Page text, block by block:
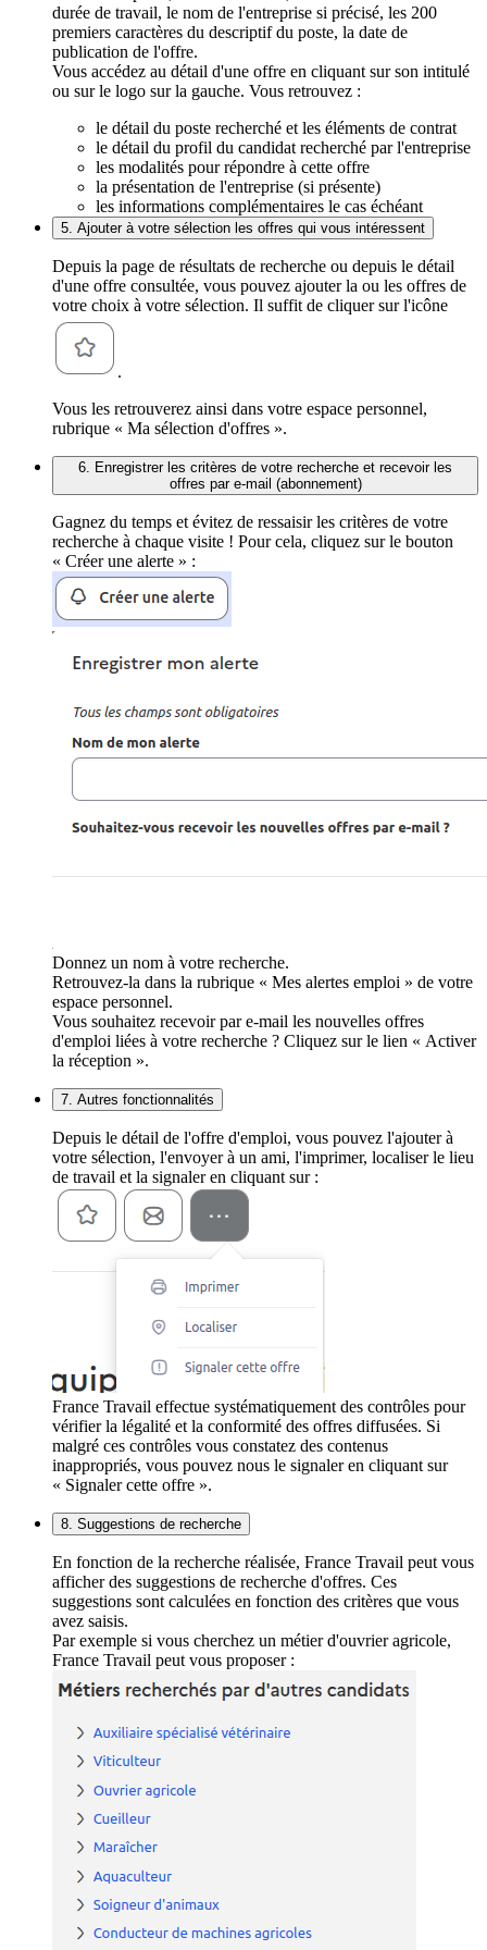
durée de travail, le nom de l'entreprise si précisé, les 200
premiers caractères du descriptif du poste, la date de
publication de l'offre.
Vous accédez au détail d'une offre en cliquant sur son intitulé
ou sur le logo sur la gauche. Vous retrouvez :
le détail du poste recherché et les éléments de contrat
le détail du profil du candidat recherché par l'entreprise
les modalités pour répondre à cette offre
la présentation de l'entreprise (si présente)
les informations complémentaires le cas échéant
5. Ajouter à votre sélection les offres qui vous intéressent
Depuis la page de résultats de recherche ou depuis le détail
d'une offre consultée, vous pouvez ajouter la ou les offres de
votre choix à votre sélection. Il suffit de cliquer sur l'icône
.
Vous les retrouverez ainsi dans votre espace personnel,
rubrique « Ma sélection d'offres ».
6. Enregistrer les critères de votre recherche et recevoir les
offres par e-mail (abonnement)
Gagnez du temps et évitez de ressaisir les critères de votre
recherche à chaque visite ! Pour cela, cliquez sur le bouton
« Créer une alerte » :
Donnez un nom à votre recherche.
Retrouvez-la dans la rubrique « Mes alertes emploi » de votre
espace personnel.
Vous souhaitez recevoir par e-mail les nouvelles offres
d'emploi liées à votre recherche ? Cliquez sur le lien « Activer
la réception ».
7. Autres fonctionnalités
Depuis le détail de l'offre d'emploi, vous pouvez l'ajouter à
votre sélection, l'envoyer à un ami, l'imprimer, localiser le lieu
de travail et la signaler en cliquant sur :
France Travail effectue systématiquement des contrôles pour
vérifier la légalité et la conformité des offres diffusées. Si
malgré ces contrôles vous constatez des contenus
inappropriés, vous pouvez nous le signaler en cliquant sur
« Signaler cette offre ».
8. Suggestions de recherche
En fonction de la recherche réalisée, France Travail peut vous
afficher des suggestions de recherche d'offres. Ces
suggestions sont calculées en fonction des critères que vous
avez saisis.
Par exemple si vous cherchez un métier d'ouvrier agricole,
France Travail peut vous proposer :